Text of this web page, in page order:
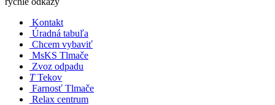
Kontakt
Úradná tabuľa
Chcem vybaviť
MsKS Tlmače
Zvoz odpadu
T Tekov
Farnosť Tlmače
Relax centrum